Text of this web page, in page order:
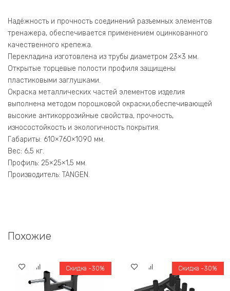
Надёжность и прочность соединений разъемных элементов
тренажера, обеспечивается применением оцинкованного
качественного крепежа.
Перекладина изготовлена из трубы диаметром 23×3 мм.
Открытые торцевые полости профиля защищены
пластиковыми заглушками.
Окраска металлических частей элементов изделия
выполнена методом порошковой окраски,обеспечивающей
высокие антикоррозийные свойства, прочность,
износостойкость и экологичность покрытия.
Габариты: 610×760×1090 мм.
Вес: 6,5 кг.
Профиль: 25×25×1,5 мм.
Производитель: TANGEN.
Похожие
Скидка -30% Скидка -30%